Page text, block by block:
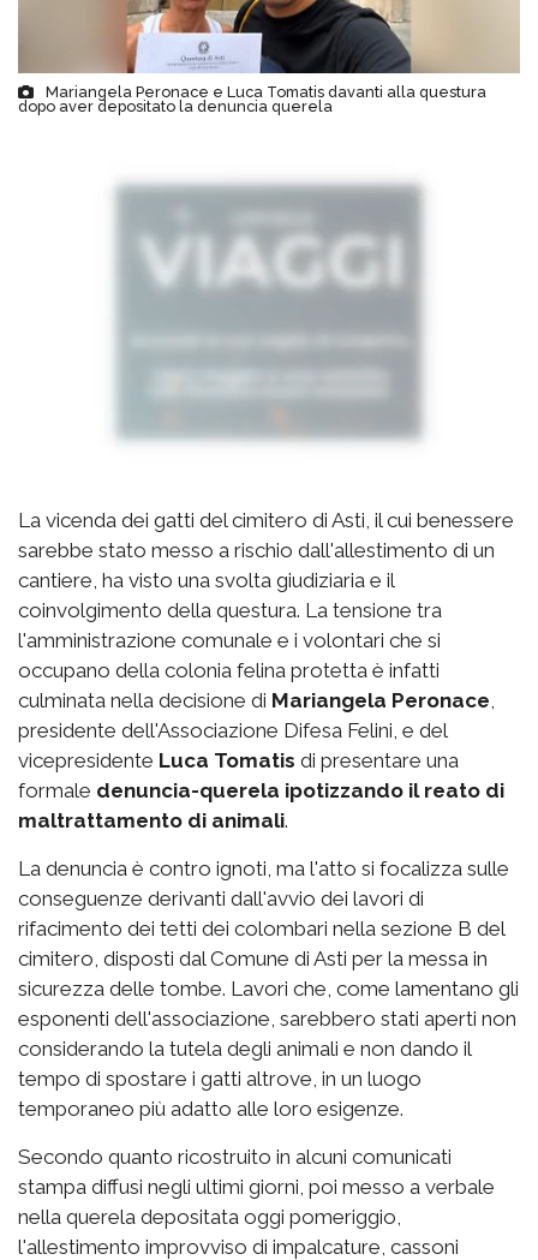
Mariangela Peronace e Luca Tomatis davanti alla questura
dopo aver depositato la denuncia querela
La vicenda dei gatti del cimitero di Asti, il cui benessere
sarebbe stato messo a rischio dall'allestimento di un
cantiere, ha visto una svolta giudiziaria e il
coinvolgimento della questura. La tensione tra
l'amministrazione comunale e i volontari che si
occupano della colonia felina protetta è infatti
culminata nella decisione di Mariangela Peronace
presidente dell'Associazione Difesa Felini, e del
vicepresidente Luca Tomatis di presentare una
formale denuncia-querela ipotizzando il reato di
maltrattamento di animali.
La denuncia è contro ignoti, ma l'atto si focalizza sulle
conseguenze derivanti dall'avvio dei lavori di
rifacimento dei tetti dei colombari nella sezione B del
cimitero, disposti dal Comune di Asti per la messa in
sicurezza delle tombe. Lavori che, come lamentano gli
esponenti dell'associazione, sarebbero stati aperti non
considerando la tutela degli animali e non dando il
tempo di spostare i gatti altrove, in un luogo
temporaneo più adatto alle loro esigenze.
Secondo quanto ricostruito in alcuni comunicati
stampa diffusi negli ultimi giorni, poi messo a verbale
nella querela depositata oggi pomeriggio,
l'allestimento improvviso di impalcature, cassoni